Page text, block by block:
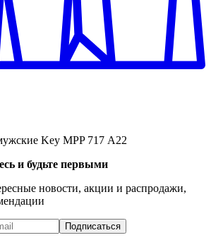
Key MPP 717 А22
и будьте первыми
новости, акции и распродажи,
Подписаться